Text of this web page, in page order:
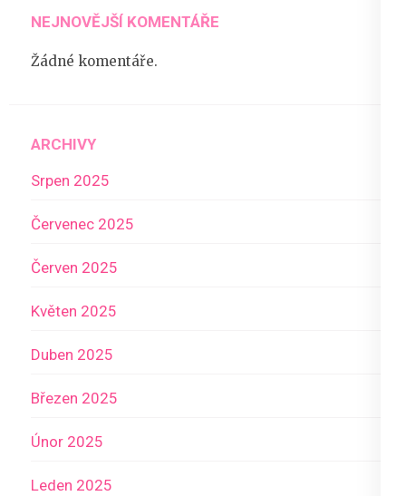
NEJNOVĚJŠÍ KOMENTÁŘE
Žádné komentáře.
ARCHIVY
Srpen 2025
Červenec 2025
Červen 2025
Květen 2025
Duben 2025
Březen 2025
Únor 2025
Leden 2025